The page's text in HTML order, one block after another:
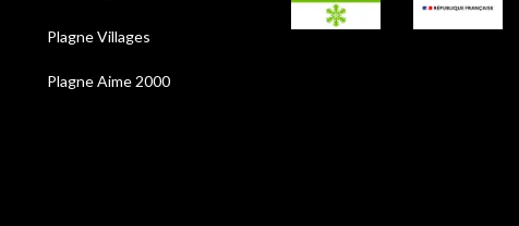
Plagne Villages
Plagne Aime 2000